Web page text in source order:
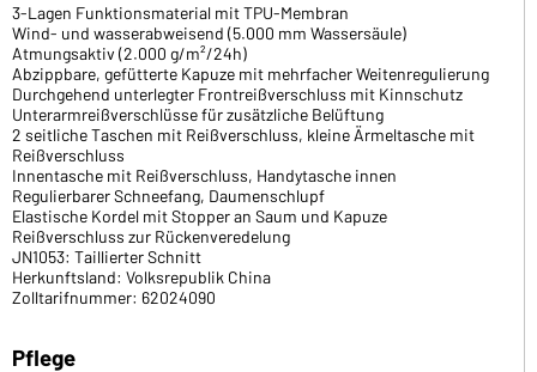
3-Lagen Funktionsmaterial mit TPU-Membran
Wind- und wasserabweisend (5.000 mm Wassersäule)
Atmungsaktiv (2.000 g/m²/24h)
Abzippbare, gefütterte Kapuze mit mehrfacher Weitenregulierung
Durchgehend unterlegter Frontreißverschluss mit Kinnschutz
Unterarmreißverschlüsse für zusätzliche Belüftung
2 seitliche Taschen mit Reißverschluss, kleine Ärmeltasche mit
Reißverschluss
Innentasche mit Reißverschluss, Handytasche innen
Regulierbarer Schneefang, Daumenschlupf
Elastische Kordel mit Stopper an Saum und Kapuze
Reißverschluss zur Rückenveredelung
JN1053: Taillierter Schnitt
Herkunftsland: Volksrepublik China
Zolltarifnummer: 62024090
Pflege